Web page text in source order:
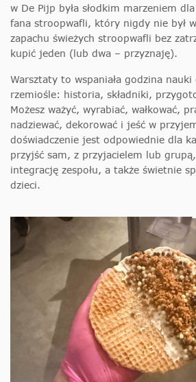
w De Pijp była słodkim marzeniem
fana stroopwafli, który nigdy nie był
zapachu świeżych stroopwafli bez
kupić jeden (lub dwa – przyznaję).
Warsztaty to wspaniała godzina
rzemiośle: historia, składniki,
Możesz ważyć, wyrabiać, wałkować,
nadziewać, dekorować i jeść w
doświadczenie jest odpowiednie dla
przyjść sam, z przyjacielem lub
integrację zespołu, a także świetnie
dzieci.